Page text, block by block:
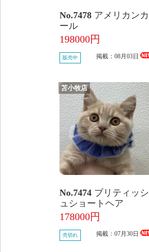
No.7478 アメリカンカ
ール
198000円
販売中 掲載：08月03日
苫小牧店
No.7474 ブリティッシ
ュショートヘア
178000円
売切れ 掲載：07月30日